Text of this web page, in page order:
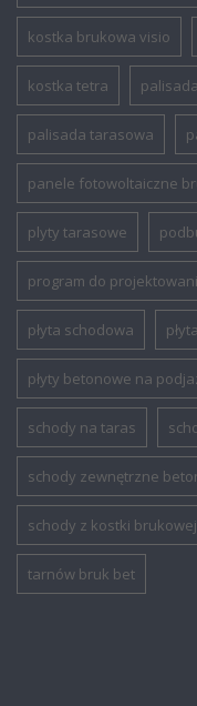
kostka brukowa visio
kostka tetra
palisada tarasowa
panele fotowoltaiczne
plyty tarasowe
program do
płyta schodowa
płyty betonowe na
schody na taras
schody zewnętrzne
schody z kostki
tarnów bruk bet